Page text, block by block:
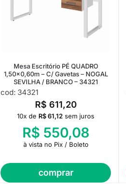
Mesa Escritório PÉ QUADRO
1,50×0,60m – C/ Gavetas – NOGAL
SEVILHA / BRANCO – 34321
cod: 34321
R$ 611,20
comprar
10x de R$61,12 sem juros
R$ 550,08
à vista no Pix / Boleto